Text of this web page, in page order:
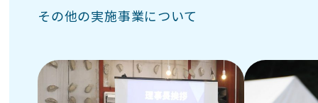
その他の実施事業について